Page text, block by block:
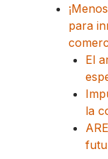
para
El
la